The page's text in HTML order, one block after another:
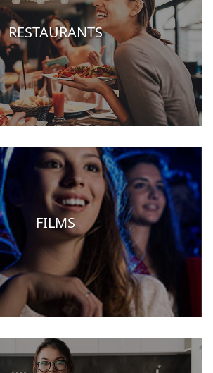
RESTAURANTS
FILMS